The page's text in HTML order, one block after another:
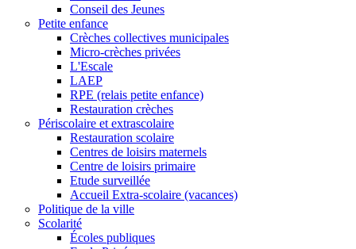
Conseil des Jeunes
Petite enfance
Crèches collectives municipales
Micro-crèches privées
L'Escale
LAEP
RPE (relais petite enfance)
Restauration crèches
Périscolaire et extrascolaire
Restauration scolaire
Centres de loisirs maternels
Centre de loisirs primaire
Etude surveillée
Accueil Extra-scolaire (vacances)
Politique de la ville
Scolarité
Écoles publiques